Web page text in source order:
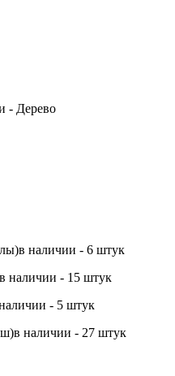
- Дерево
в наличии - 6 штук
в наличии - 15 штук
- 5 штук
в наличии - 27 штук